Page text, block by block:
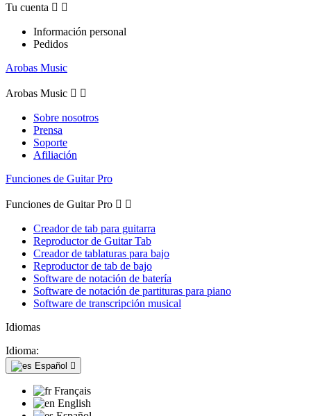
Tu cuenta  
Información personal
Pedidos
Arobas Music
Arobas Music  
Sobre nosotros
Prensa
Soporte
Afiliación
Funciones de Guitar Pro
Funciones de Guitar Pro  
Creador de tab para guitarra
Reproductor de Guitar Tab
Creador de tablaturas para bajo
Reproductor de tab de bajo
Software de notación de batería
Software de notación de partituras para piano
Software de transcripción musical
Idiomas
Idioma:
Español 
Français
English